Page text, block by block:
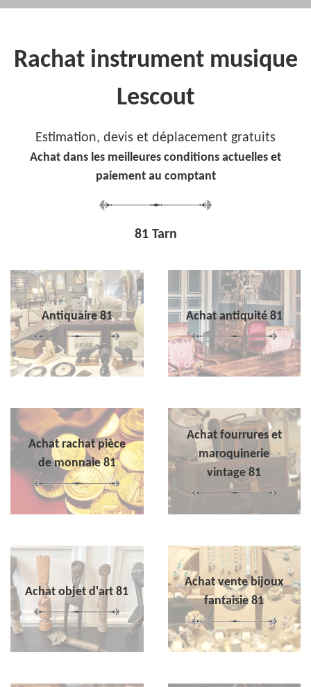
Rachat instrument musique
Lescout
Estimation, devis et déplacement gratuits
Achat dans les meilleures conditions actuelles et
paiement au comptant
81 Tarn
Antiquaire 81 Achat antiquité 81
Achat rachat pièce
de monnaie 81
Achat fourrures et
maroquinerie
vintage 81
Achat objet d'art 81
Achat vente bijoux
fantaisie 81